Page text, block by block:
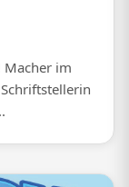
Macher im